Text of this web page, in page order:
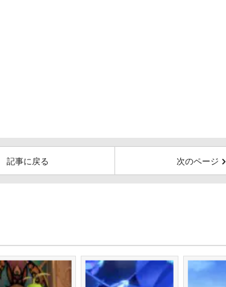
記事に戻る 次のページ